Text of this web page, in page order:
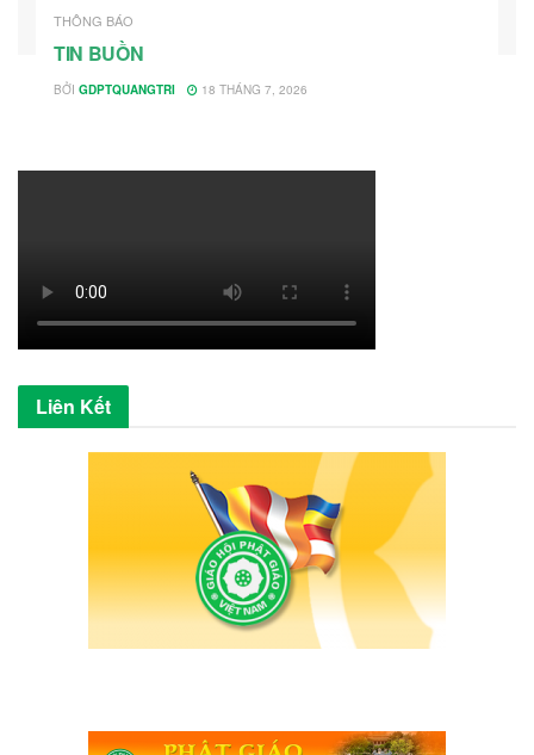
THÔNG BÁO
TIN BUỒN
BỞI GDPTQUANGTRI 18 THÁNG 7, 2026
Liên Kết